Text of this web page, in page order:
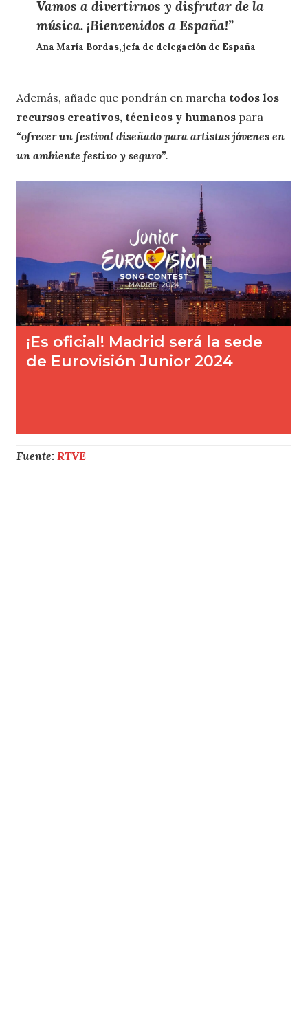
Vamos a divertirnos y disfrutar de la
música. ¡Bienvenidos a España!”
Ana María Bordas, jefa de delegación de España
Además, añade que pondrán en marcha todos los
recursos creativos, técnicos y humanos para
“ofrecer un festival diseñado para artistas jóvenes en
un ambiente festivo y seguro”.
Fuente: RTVE